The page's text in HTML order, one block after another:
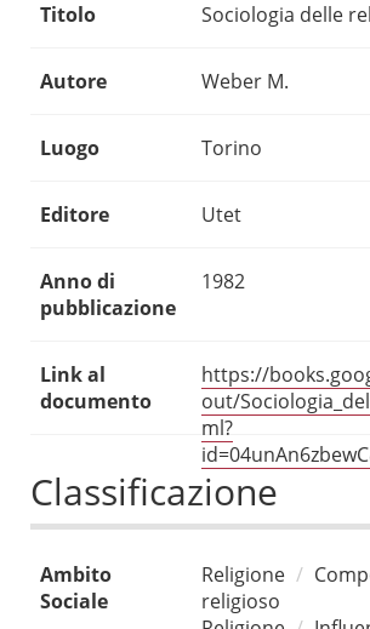
Titolo Sociologia delle
Autore Weber M.
Luogo Torino
Editore Utet
Anno di
pubblicazione
1982
Link al
documento
https://
out/
ml?
Classificazione
Ambito
Sociale
Religione
religioso